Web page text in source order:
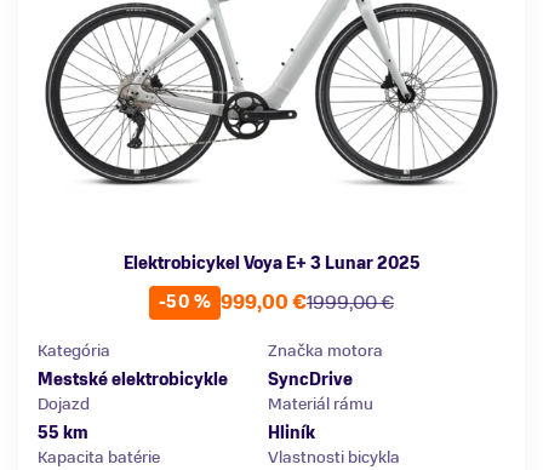
Elektrobicykel Voya E+ 3 Lunar 2025
-50 %
1999,00 €
999,00 €
Kategória
Mestské elektrobicykle
Značka motora
SyncDrive
Dojazd
55 km
Materiál rámu
Hliník
Kapacita batérie
Vlastnosti bicykla